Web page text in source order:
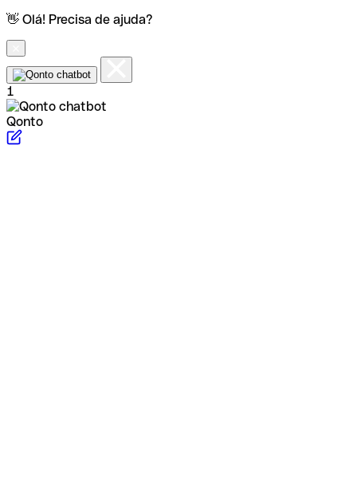
👋 Olá! Precisa de ajuda?
1
Qonto